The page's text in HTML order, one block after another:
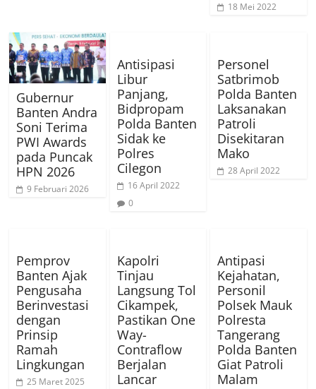
18 Mei 2022
Gubernur
Banten Andra
Soni Terima
PWI Awards
pada Puncak
HPN 2026
9 Februari 2026
Antisipasi
Libur
Panjang,
Bidpropam
Polda Banten
Sidak ke
Polres
Cilegon
16 April 2022
0
Personel
Satbrimob
Polda Banten
Laksanakan
Patroli
Disekitaran
Mako
28 April 2022
Pemprov
Banten Ajak
Pengusaha
Berinvestasi
dengan
Prinsip
Ramah
Lingkungan
25 Maret 2025
Kapolri
Tinjau
Langsung Tol
Cikampek,
Pastikan One
Way-
Contraflow
Berjalan
Lancar
Antipasi
Kejahatan,
Personil
Polsek Mauk
Polresta
Tangerang
Polda Banten
Giat Patroli
Malam